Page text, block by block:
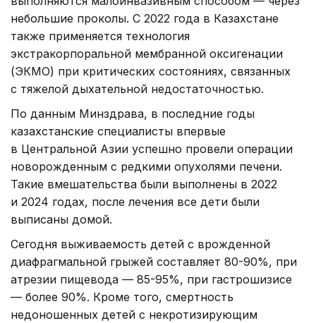
небольшие проколы. С 2022 года в Казахстане
также применяется технология
экстракорпоральной мембранной оксигенации
(ЭКМО) при критических состояниях, связанных
с тяжелой дыхательной недостаточностью.
По данным Минздрава, в последние годы
казахстанские специалисты впервые
в Центральной Азии успешно провели операции
новорожденным с редкими опухолями печени.
Такие вмешательства были выполнены в 2022
и 2024 годах, после лечения все дети были
выписаны домой.
Сегодня выживаемость детей с врожденной
диафрагмальной грыжей составляет 80-90%, при
атрезии пищевода — 85-95%, при гастрошизисе
— более 90%. Кроме того, смертность
недоношенных детей с некротизирующим